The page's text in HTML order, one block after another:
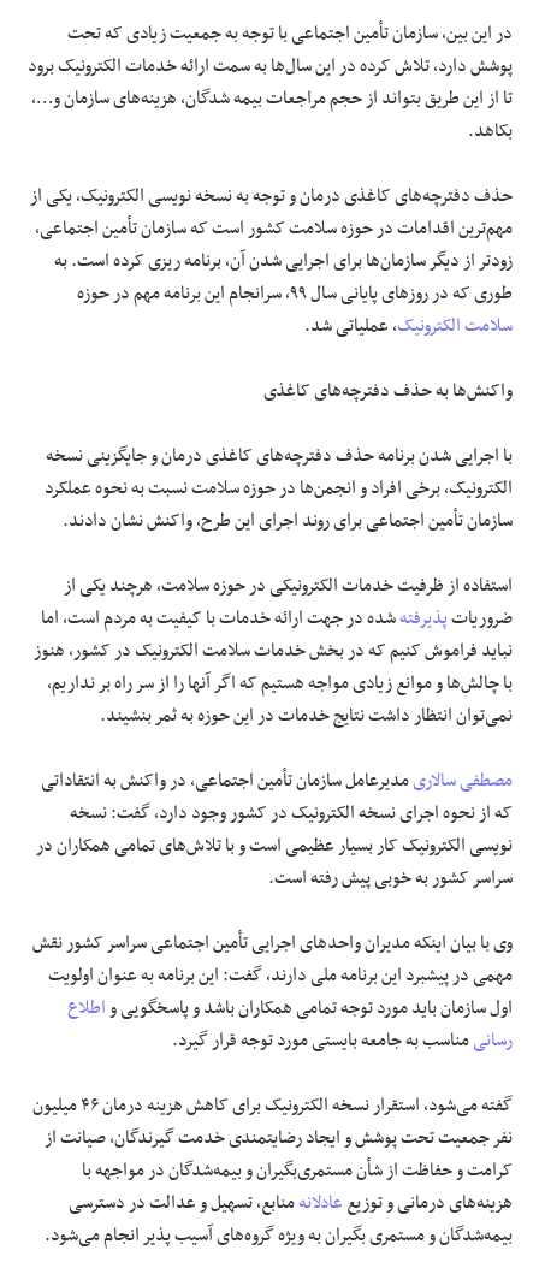
در این بین، سازمان تأمین اجتماعی با توجه به جمعیت زیادی که تحت
پوشش دارد، تلاش کرده در این سال‌ها به سمت ارائه خدمات الکترونیک برود
تا از این طریق بتواند از حجم مراجعات بیمه شدگان، هزینه‌های سازمان و…،
بکاهد.
حذف دفترچه‌های کاغذی درمان و توجه به نسخه نویسی الکترونیک، یکی از
مهم‌ترین اقدامات در حوزه سلامت کشور است که سازمان تأمین اجتماعی،
زودتر از دیگر سازمان‌ها برای اجرایی شدن آن، برنامهریزیکرده است. به
طوری که در روزهای پایانی سال ۹۹، سرانجام این برنامه مهم در حوزه
سلامت الکترونیک، عملیاتی شد.
واکنش‌ها به حذف دفترچه‌های کاغذی
با اجرایی شدن برنامه حذف دفترچه‌های کاغذی درمان و جایگزینی نسخه
الکترونیک، برخی افراد و انجمن‌ها در حوزه سلامت نسبت به نحوه عملکرد
سازمان تأمین اجتماعی برای روند اجرای این طرح، واکنش نشان دادند.
استفاده از ظرفیت خدمات الکترونیکی در حوزه سلامت، هرچند یکی از
ضروریاتپذیرفتهشده در جهت ارائه خدمات با کیفیت به مردم است، اما
نباید فراموش کنیم که در بخش خدمات سلامت الکترونیک در کشور، هنوز
با چالش‌ها و موانع زیادی مواجه هستیم که اگر آنها را از سر راه بر نداریم،
نمی‌توان انتظار داشت نتایج خدمات در این حوزه به ثمر بنشیند.
مصطفی سالاریمدیرعامل سازمان تأمین اجتماعی، در واکنش به انتقاداتی
که از نحوه اجرای نسخه الکترونیک در کشور وجود دارد، گفت: نسخه
نویسی الکترونیک کار بسیار عظیمی است و با تلاش‌های تمامی همکاران در
سراسر کشور به خوبی پیش رفته است.
وی با بیان اینکه مدیران واحدهای اجرایی تأمین اجتماعی سراسر کشور نقش
مهمی در پیشبرد این برنامه ملی دارند، گفت: این برنامه به عنوان اولویت
اول سازمان باید مورد توجه تمامی همکاران باشد و پاسخگویی واطلاع
رسانیمناسب به جامعه بایستی مورد توجه قرار گیرد.
گفته می‌شود، استقرار نسخه الکترونیک برای کاهش هزینه درمان ۴۶ میلیون
نفر جمعیت تحت پوشش و ایجاد رضایتمندی خدمت گیرندگان، صیانت از
کرامت و حفاظت از شأن مستمری‌بگیران و بیمه‌شدگان در مواجهه با
هزینه‌های درمانی و توزیععادلانهمنابع، تسهیل و عدالت در دسترسی
بیمه‌شدگان و مستمری بگیران به ویژه گروه‌های آسیب پذیر انجام می‌شود.